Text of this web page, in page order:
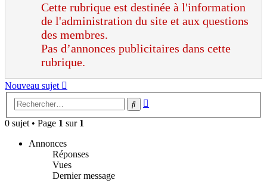
Cette rubrique est destinée à l'information
de l'administration du site et aux questions
des membres.
Pas d’annonces publicitaires dans cette
rubrique.
Nouveau sujet
Rechercher
0 sujet • Page 1 sur 1
Annonces
Réponses
Vues
Dernier message